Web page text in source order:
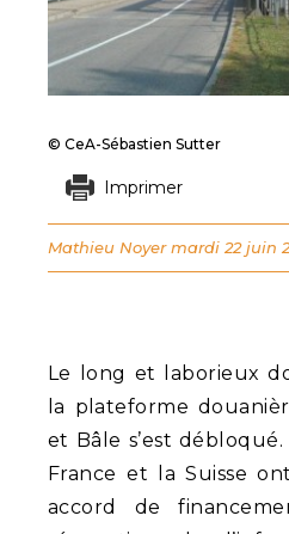
Le long et laborieux
la plateforme
et Bâle s’est
France et la Suisse
accord de
© CeA-Sébastien Sutter
Imprimer
Mathieu Noyer mardi 22 juin